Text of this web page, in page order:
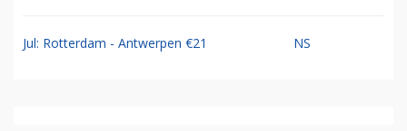
Jul: Rotterdam - Antwerpen €21 NS